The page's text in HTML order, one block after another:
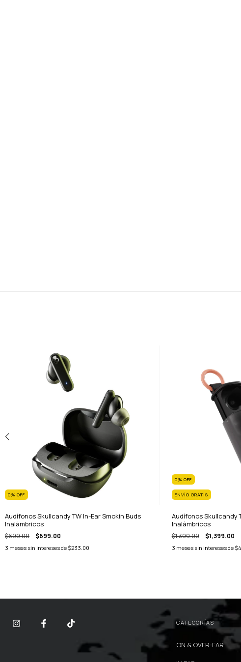
0% OFF
Audífonos Skullcandy TW In-Ear Smokin Buds
Inalámbricos
$699.00 $699.00
3 meses sin intereses de $233.00
0% OFF
ENVÍO GRATIS
Audífonos Skullcandy
Inalámbricos
$1,399.00 $1,399.00
3 meses sin intereses de
CATEGORÍAS
ON & OVER-EAR